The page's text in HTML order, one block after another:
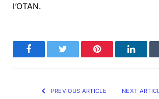
l’OTAN.
FacebookTwitter Pinterest
PREVIOUS ARTICLE NEXT